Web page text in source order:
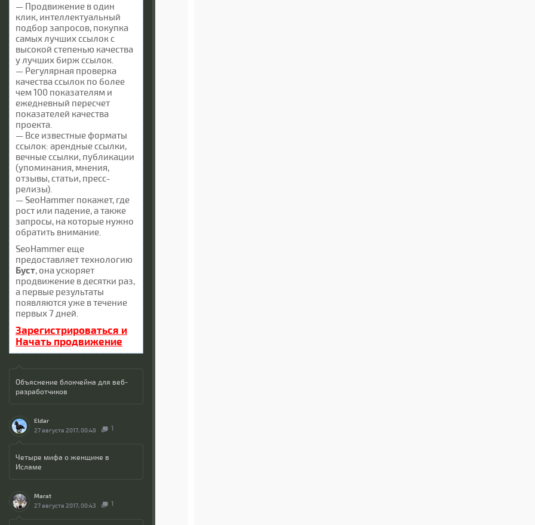
— Продвижение в один
клик, интеллектуальный
подбор запросов, покупка
самых лучших ссылок с
высокой степенью качества
у лучших бирж ссылок.
— Регулярная проверка
качества ссылок по более
чем 100 показателям и
ежедневный пересчет
показателей качества
проекта.
— Все известные форматы
ссылок: арендные ссылки,
вечные ссылки, публикации
(упоминания, мнения,
отзывы, статьи, пресс-
релизы).
— SeoHammer покажет, где
рост или падение, а также
запросы, на которые нужно
обратить внимание.
SeoHammer еще
предоставляет технологию
Буст, она ускоряет
продвижение в десятки раз,
а первые результаты
появляются уже в течение
первых 7 дней.
Зарегистрироваться и
Начать продвижение
Объяснение блокчейна для веб-
разработчиков
Eldar
27 августа 2017, 00:49
1
Четыре мифа о женщине в
Исламе
Marat
27 августа 2017, 00:43
1